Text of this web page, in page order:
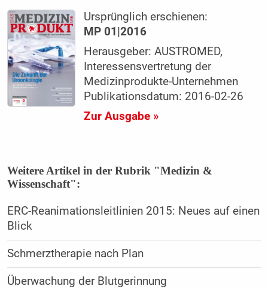
Ursprünglich erschienen:
MP 01|2016
Herausgeber: AUSTROMED,
Interessensvertretung der
Medizinprodukte-Unternehmen
Publikationsdatum: 2016-02-26
Zur Ausgabe »
Weitere Artikel in der Rubrik "Medizin &
Wissenschaft":
ERC-Reanimationsleitlinien 2015: Neues auf einen
Blick
Schmerztherapie nach Plan
Überwachung der Blutgerinnung